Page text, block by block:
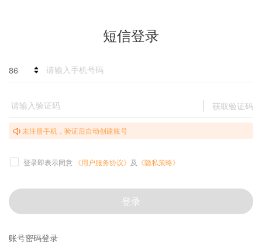
短信登录
86
获取验证码
未注册手机，验证后自动创建账号
登录即表示同意 《用户服务协议》 及 《隐私策略》
登录
账号密码登录